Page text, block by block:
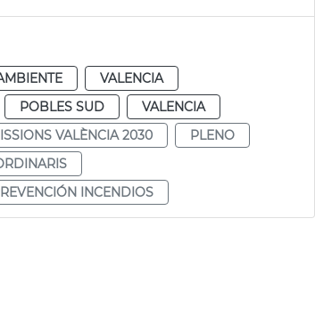
VALENCIA
POBLES SUD
VALENCIA
VALÈNCIA 2030
PLENO
INCENDIOS